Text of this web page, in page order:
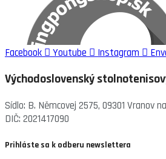
Facebook Youtube Instagram
Východoslovenský
Sídlo: B. Němcovej 2575, 09301 Vranov
DIČ: 2021417090
Prihláste sa k odberu newslettera